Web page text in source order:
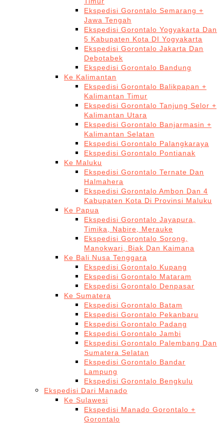
Ekspedisi Gorontalo Semarang +
Jawa Tengah
Ekspedisi Gorontalo Yogyakarta Dan
5 Kabupaten Kota DI Yogyakarta
Ekspedisi Gorontalo Jakarta Dan
Debotabek
Ekspedisi Gorontalo Bandung
Ke Kalimantan
Ekspedisi Gorontalo Balikpapan +
Kalimantan Timur
Ekspedisi Gorontalo Tanjung Selor +
Kalimantan Utara
Ekspedisi Gorontalo Banjarmasin +
Kalimantan Selatan
Ekspedisi Gorontalo Palangkaraya
Ekspedisi Gorontalo Pontianak
Ke Maluku
Ekspedisi Gorontalo Ternate Dan
Halmahera
Ekspedisi Gorontalo Ambon Dan 4
Kabupaten Kota Di Provinsi Maluku
Ke Papua
Ekspedisi Gorontalo Jayapura,
Timika, Nabire, Merauke
Ekspedisi Gorontalo Sorong,
Manokwari, Biak Dan Kaimana
Ke Bali Nusa Tenggara
Ekspedisi Gorontalo Kupang
Ekspedisi Gorontalo Mataram
Ekspedisi Gorontalo Denpasar
Ke Sumatera
Ekspedisi Gorontalo Batam
Ekspedisi Gorontalo Pekanbaru
Ekspedisi Gorontalo Padang
Ekspedisi Gorontalo Jambi
Ekspedisi Gorontalo Palembang Dan
Sumatera Selatan
Ekspedisi Gorontalo Bandar
Lampung
Ekspedisi Gorontalo Bengkulu
Ekspedisi Dari Manado
Ke Sulawesi
Ekspedisi Manado Gorontalo +
Gorontalo